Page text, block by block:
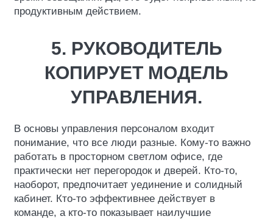
продуктивным действием.
5. РУКОВОДИТЕЛЬ
КОПИРУЕТ МОДЕЛЬ
УПРАВЛЕНИЯ.
В основы управления персоналом входит
понимание, что все люди разные. Кому-то важно
работать в просторном светлом офисе, где
практически нет перегородок и дверей. Кто-то,
наоборот, предпочитает уединение и солидный
кабинет. Кто-то эффективнее действует в
команде, а кто-то показывает наилучшие